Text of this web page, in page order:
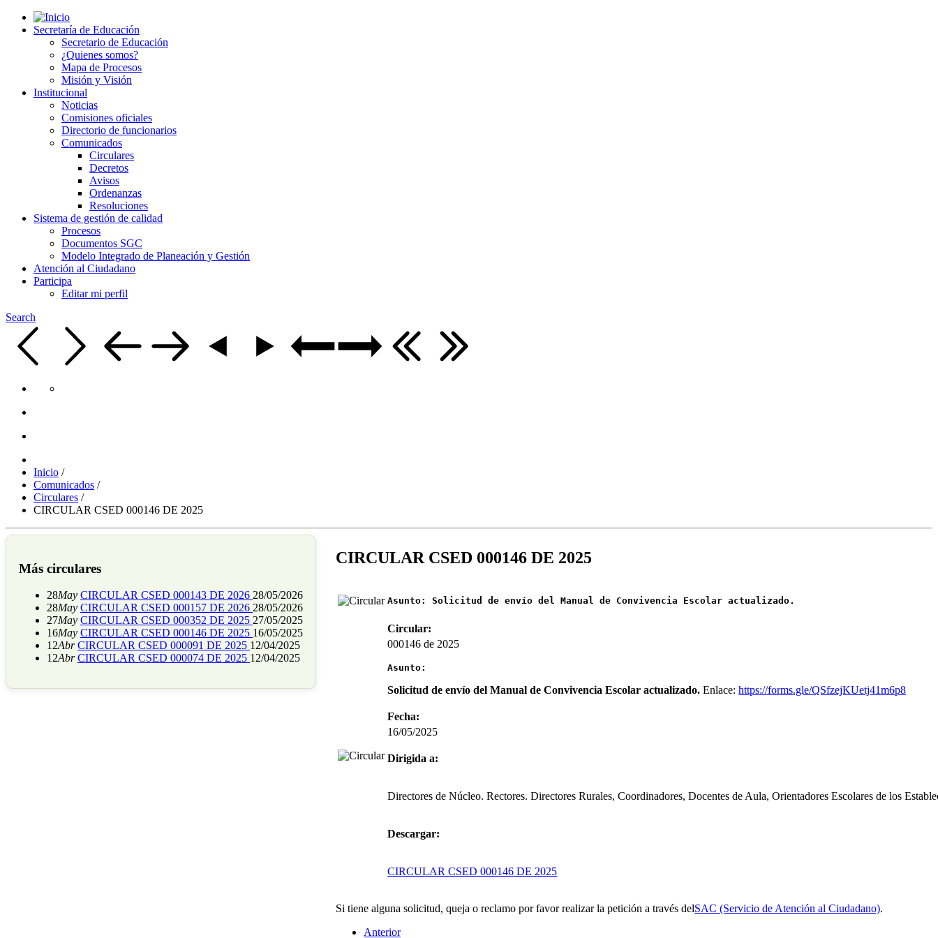
Secretaría de Educación
Secretario de Educación
¿Quienes somos?
Mapa de Procesos
Misión y Visión
Institucional
Noticias
Comisiones oficiales
Directorio de funcionarios
Comunicados
Circulares
Decretos
Avisos
Ordenanzas
Resoluciones
Sistema de gestión de calidad
Procesos
Documentos SGC
Modelo Integrado de Planeación y Gestión
Atención al Ciudadano
Participa
Editar mi perfil
Search
Inicio /
Comunicados /
Circulares /
CIRCULAR CSED 000146 DE 2025
Más circulares
28May CIRCULAR CSED 000143 DE 2026 28/05/2026
28May CIRCULAR CSED 000157 DE 2026 28/05/2026
27May CIRCULAR CSED 000352 DE 2025 27/05/2025
16May CIRCULAR CSED 000146 DE 2025 16/05/2025
12Abr CIRCULAR CSED 000091 DE 2025 12/04/2025
12Abr CIRCULAR CSED 000074 DE 2025 12/04/2025
CIRCULAR CSED 000146 DE 2025
Asunto: Solicitud de envío del Manual de Convivencia Escolar actualizado.
Circular:
000146 de 2025
Asunto:
Solicitud de envío del Manual de Convivencia Escolar actualizado.Enlace:https://forms.gle/QSfzejKUetj41m6p8
Fecha:
16/05/2025
Dirigida a:
Directores de Núcleo. Rectores. Directores Rurales, Coordinadores, Docentes de Aula, Orientadores Escolares de los
Descargar:
CIRCULAR CSED 000146 DE 2025
Si tiene alguna solicitud, queja o reclamo por favor realizar la petición a través delSAC (Servicio de Atención al Ciudadano).
Anterior